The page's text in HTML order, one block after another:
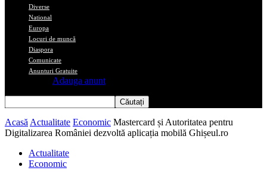
Diverse
National
Europa
Locuri de muncă
Diaspora
Comunicate
Anunturi Gratuite
Adauga anunt
Acasă Actualitate Economic Mastercard și Autoritatea pentru
Digitalizarea României dezvoltă aplicația mobilă Ghișeul.ro
Actualitate
Economic